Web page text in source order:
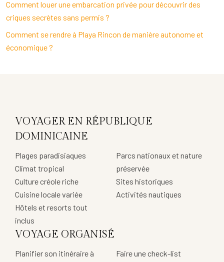
Comment louer une embarcation privée pour découvrir des
criques secrètes sans permis ?
Comment se rendre à Playa Rincon de manière autonome et
économique ?
VOYAGER EN RÉPUBLIQUE
DOMINICAINE
Plages paradisiaques
Climat tropical
Culture créole riche
Cuisine locale variée
Hôtels et resorts tout
inclus
Parcs nationaux et nature
préservée
Sites historiques
Activités nautiques
VOYAGE ORGANISÉ
Planifier son itinéraire à
Faire une check-list